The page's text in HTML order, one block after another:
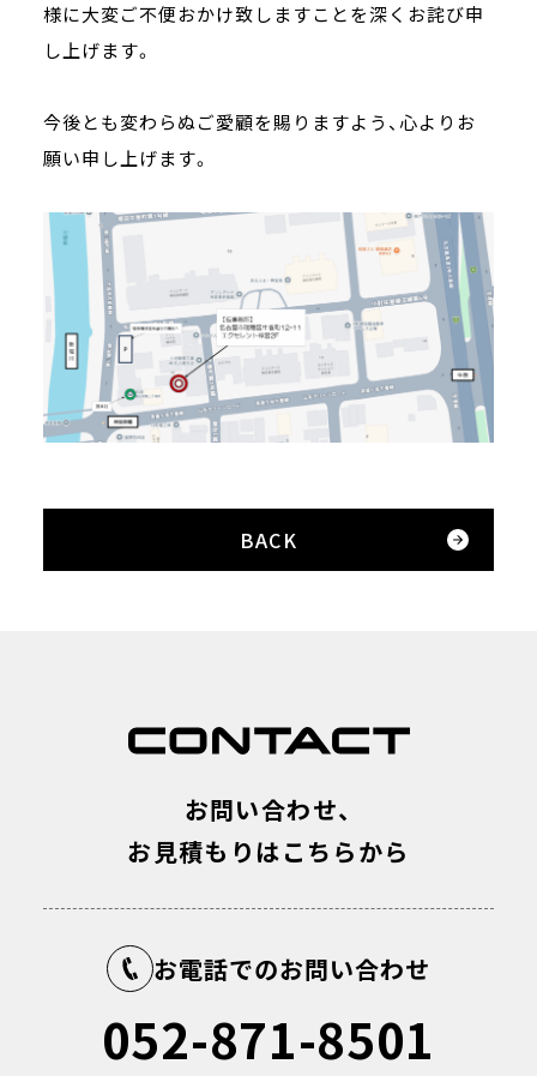
様に大変ご不便おかけ致しますことを深くお詫び申
し上げます。
今後とも変わらぬご愛顧を賜りますよう、心よりお
願い申し上げます。
BACK
お問い合わせ、
お見積もりはこちらから
お電話でのお問い合わせ
052-871-8501